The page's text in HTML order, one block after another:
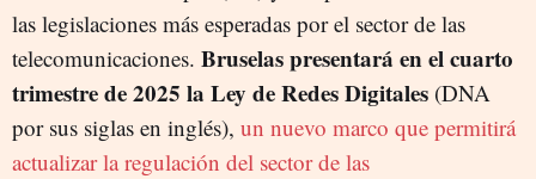
las legislaciones más esperadas por el sector de las
telecomunicaciones. Bruselas presentará en el cuarto
trimestre de 2025 la Ley de Redes Digitales (DNA
por sus siglas en inglés), un nuevo marco que permitirá
actualizar la regulación del sector de las